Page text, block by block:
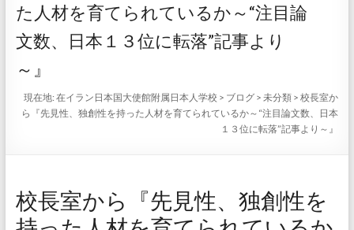
た人材を育てられているか～“注目論
文数、日本１３位に転落”記事より
～』
現在地:在イラン日本国大使館附属日本人学校 > ブログ >未分類 >校長室か
ら『先見性、独創性を持った人材を育てられているか～“注目論文数、日本
１３位に転落”記事より～』
校長室から『先見性、独創性を